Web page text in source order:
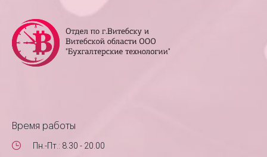
Время работы
Пн.-Пт.: 8.30 - 20.00